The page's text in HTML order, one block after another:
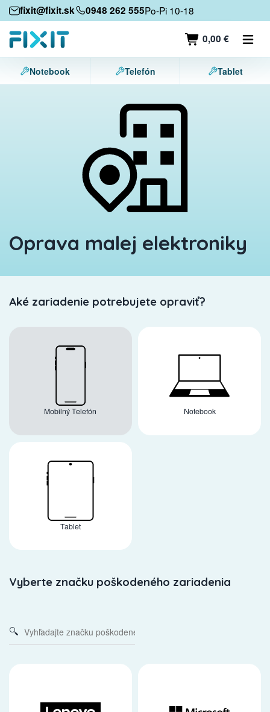
fixit@fixit.sk 0948 262 555Po-Pi 10-18
0,00 €
Mobilné zariadenia
Mobilné telefóny
Tablety
Notebook Telefón Tablet
Oprava malej elektroniky
Aké zariadenie potrebujete opraviť?
Mobilný Telefón Notebook
Tablet
Vyberte značku poškodeného zariadenia